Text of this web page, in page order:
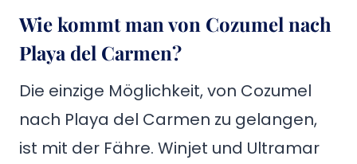
Wie kommt man von Cozumel nach
Playa del Carmen?
Die einzige Möglichkeit, von Cozumel
nach Playa del Carmen zu gelangen,
ist mit der Fähre. Winjet und Ultramar